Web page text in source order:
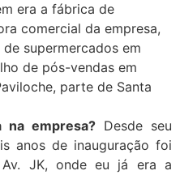
era a fábrica de
comercial da empresa,
supermercados em
de pós-vendas em
parte de Santa
na empresa? Desde seu
anos de inauguração foi
JK, onde eu já era a